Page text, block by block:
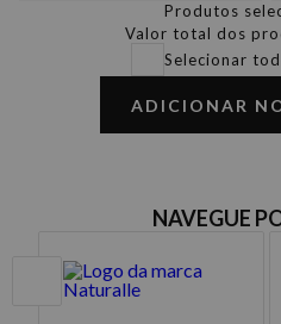
Produtos
Valor total dos
Selecionar
ADICIONAR
NAVEGUE